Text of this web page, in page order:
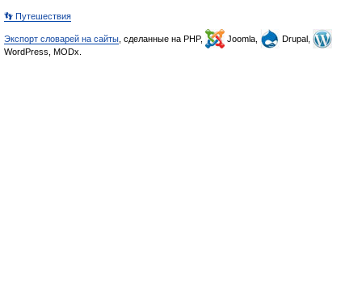
👣 Путешествия
Экспорт словарей на сайты , сделанные на PHP, Joomla,
Drupal,
WordPress, MODx.